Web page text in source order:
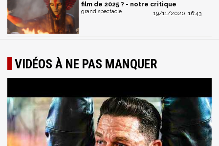
film de 2025 ? - notre critique
19/11/2020, 16:43
grand spectacle
VIDÉOS À NE PAS MANQUER